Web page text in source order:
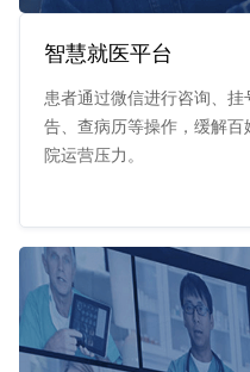
智慧就医平台
患者通过微信进行咨询、
告、查病历等操作，缓解百
院运营压力。